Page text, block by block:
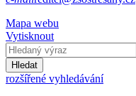
Mapa webu
Vytisknout
Hledat
rozšířené vyhledávání